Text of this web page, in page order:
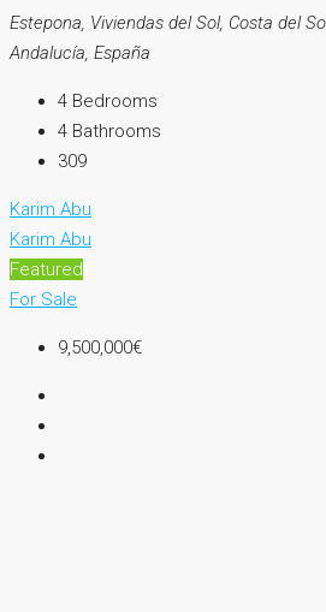
Estepona, Viviendas del Sol, Costa del
Andalucía, España
4 Bedrooms
4 Bathrooms
309
Karim Abu
Karim Abu
Featured
For Sale
9,500,000€